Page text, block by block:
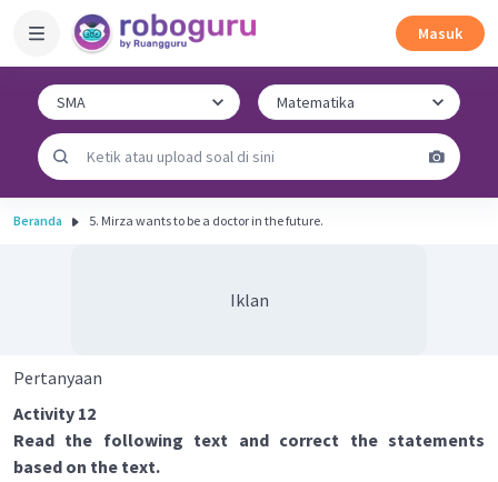
Masuk
Beranda 5. Mirza wants to be a doctor in the future.
Iklan
Pertanyaan
Activity 12
Read the following text and correct the statements
based on the text.